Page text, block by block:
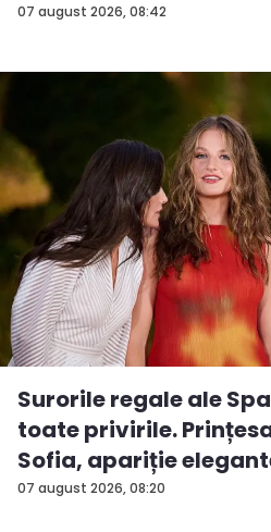
07 august 2026, 08:42
07 august 2026, 08:20
Surorile regale ale
toate privirile.
Sofia, apariție